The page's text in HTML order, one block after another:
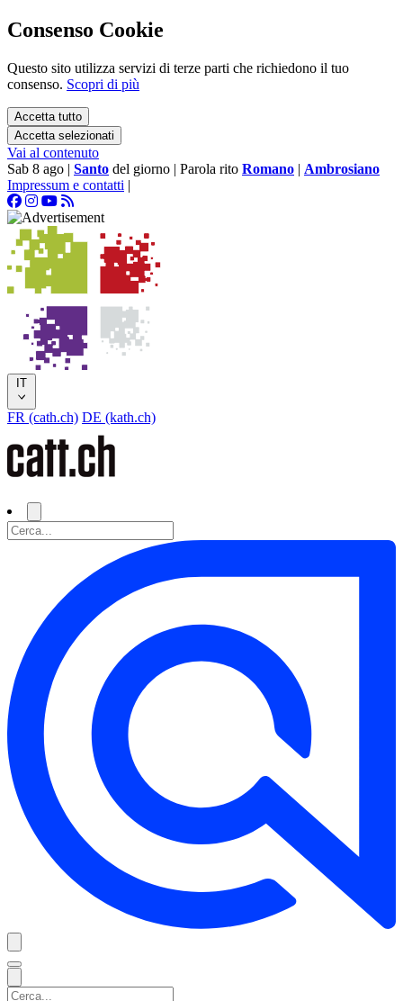
Consenso Cookie
Questo sito utilizza servizi di terze parti che richiedono il tuo
consenso. Scopri di più
Accetta tutto
Accetta selezionati
Vai al contenuto
Sab 8 ago | Santo del giorno | Parola rito Romano | Ambrosiano
Impressum e contatti |
IT
FR (cath.ch) DE (kath.ch)